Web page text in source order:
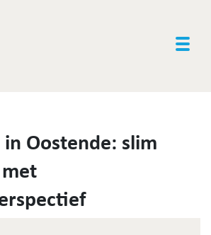
Oostende: slim